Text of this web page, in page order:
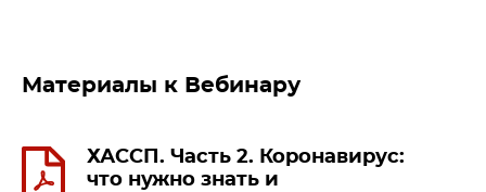
Материалы к Вебинару
ХАССП. Часть 2. Коронавирус:
что нужно знать и